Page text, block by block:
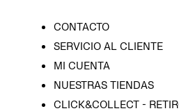
CONTACTO
SERVICIO AL CLIENTE
MI CUENTA
NUESTRAS TIENDAS
CLICK&COLLECT -